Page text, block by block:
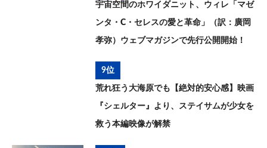
宇宙空間のホワイダニット、ウィレ「マゼ
ンタ・C・セレスの愛と革命」（訳：廣岡
孝弥）ウェブマガジンで先行公開開始！
9位
荒れ狂う大海原でも【絶対的安心感】映画
『シェルター』より、ステイサムが少女を
救う本編映像が解禁